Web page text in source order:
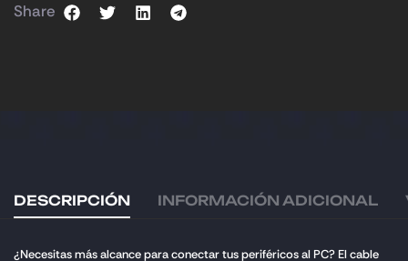
Share
DESCRIPCIÓN INFORMACIÓN ADICIONAL
¿Necesitas más alcance para conectar tus periféricos al PC? El cable